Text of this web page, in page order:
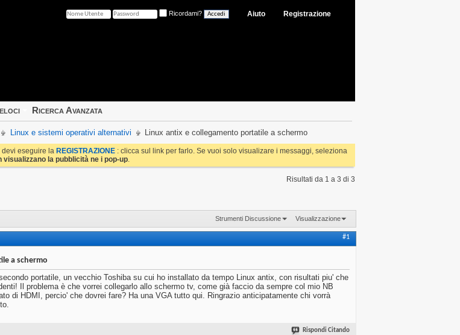
Registrazione
Aiuto
Ricordami?
Ricerca Avanzata
Linux e sistemi operativi alternativi Linux antix e collegamento portatile a schermo
devi eseguire la REGISTRAZIONE : clicca sul link per farlo. Se vuoi solo visualizare i messaggi, seleziona
visualizzano la pubblicità ne i pop-up.
Risultati da 1 a 3 di 3
Strumenti Discussione Visualizzazione
#1
a schermo
portatile, un vecchio Toshiba su cui ho installato da tempo Linux antix, con risultati piu' che
Il problema è che vorrei collegarlo allo schermo tv, come già faccio da sempre col mio NB
di HDMI, percio' che dovrei fare? Ha una VGA tutto qui. Ringrazio anticipatamente chi vorrà
Rispondi Citando